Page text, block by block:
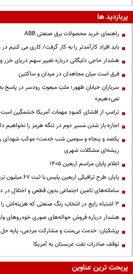
پربازدید ها
راهنمای خرید محصولات برق صنعتی ABB
باید افراد کارآمدتر را به کار گرفت/ کاری می
هشدار حاجی دلیگانی درباره تغییر سهم دریای خزر و
فرق است میان مجاهدان در میدان و ساکتین
سربازانِ خیابانِ ظهور؛ ملتِ مبعوثِ رودسر در پاسخ
نمی‌دهیم»
ترامپ از افشای کمبود مهمات آمریکا خشمگین است
اجازه باز شدن مسیر دوم در تنگه هرمز را نخواهیم
یکصد و پنجاه و سومین شب خدمت؛ موکب شهدای
ریشه‌ای مشکلات شهری
اعلام پایان مراسم اربعین ۱۴۰۵
پایان طرح ترافیکی اربعین پلیس با ثبت ۶۷ میلیون تردد
سامانه‌های تامین اجتماعی بدون قطعی و اختلال
3 اشتباه رایج در انتخاب رنگ صنعتی که هزینه‌اش را سال‌ها می‌پردازید...
هشدار درباره فروش حواله‌های صوری خودروهای
پزشکیان: خدمت بی‌منت و مشارکت مردمی، پایه
توقف صادرات نفت عربستان به آمریکا
پربحث ترین عناوین